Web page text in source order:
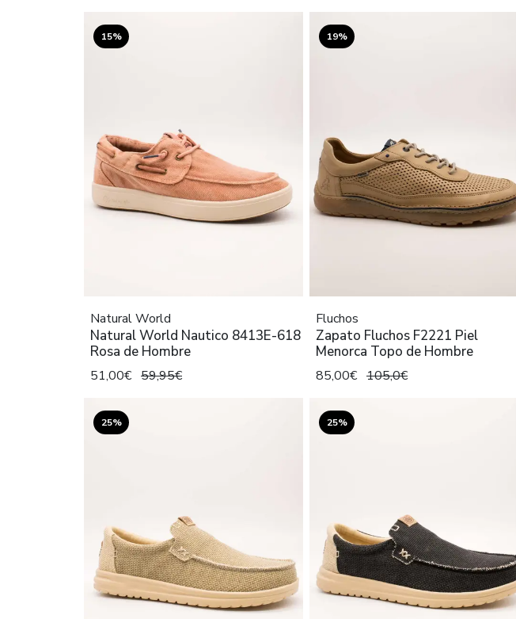
15%
Natural World
Natural World Nautico 8413E-618
Rosa de Hombre
51,00€ 59,95€
19%
Fluchos
Zapato Fluchos F2221 Piel
Menorca Topo de Hombre
85,00€ 105,0€
25% 25%